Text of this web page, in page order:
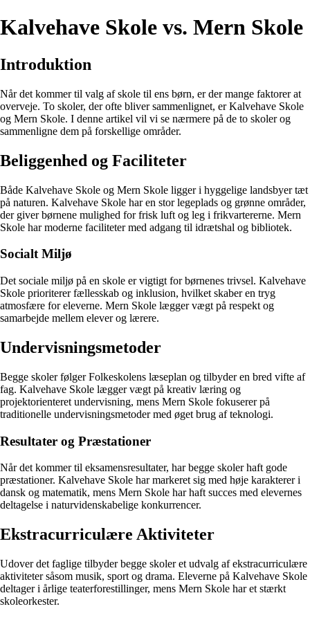
Kalvehave Skole vs. Mern Skole
Introduktion
Når det kommer til valg af skole til ens børn, er der mange faktorer at
overveje. To skoler, der ofte bliver sammenlignet, er Kalvehave Skole
og Mern Skole. I denne artikel vil vi se nærmere på de to skoler og
sammenligne dem på forskellige områder.
Beliggenhed og Faciliteter
Både Kalvehave Skole og Mern Skole ligger i hyggelige landsbyer tæt
på naturen. Kalvehave Skole har en stor legeplads og grønne områder,
der giver børnene mulighed for frisk luft og leg i frikvartererne. Mern
Skole har moderne faciliteter med adgang til idrætshal og bibliotek.
Socialt Miljø
Det sociale miljø på en skole er vigtigt for børnenes trivsel. Kalvehave
Skole prioriterer fællesskab og inklusion, hvilket skaber en tryg
atmosfære for eleverne. Mern Skole lægger vægt på respekt og
samarbejde mellem elever og lærere.
Undervisningsmetoder
Begge skoler følger Folkeskolens læseplan og tilbyder en bred vifte af
fag. Kalvehave Skole lægger vægt på kreativ læring og
projektorienteret undervisning, mens Mern Skole fokuserer på
traditionelle undervisningsmetoder med øget brug af teknologi.
Resultater og Præstationer
Når det kommer til eksamensresultater, har begge skoler haft gode
præstationer. Kalvehave Skole har markeret sig med høje karakterer i
dansk og matematik, mens Mern Skole har haft succes med elevernes
deltagelse i naturvidenskabelige konkurrencer.
Ekstracurriculære Aktiviteter
Udover det faglige tilbyder begge skoler et udvalg af ekstracurriculære
aktiviteter såsom musik, sport og drama. Eleverne på Kalvehave Skole
deltager i årlige teaterforestillinger, mens Mern Skole har et stærkt
skoleorkester.